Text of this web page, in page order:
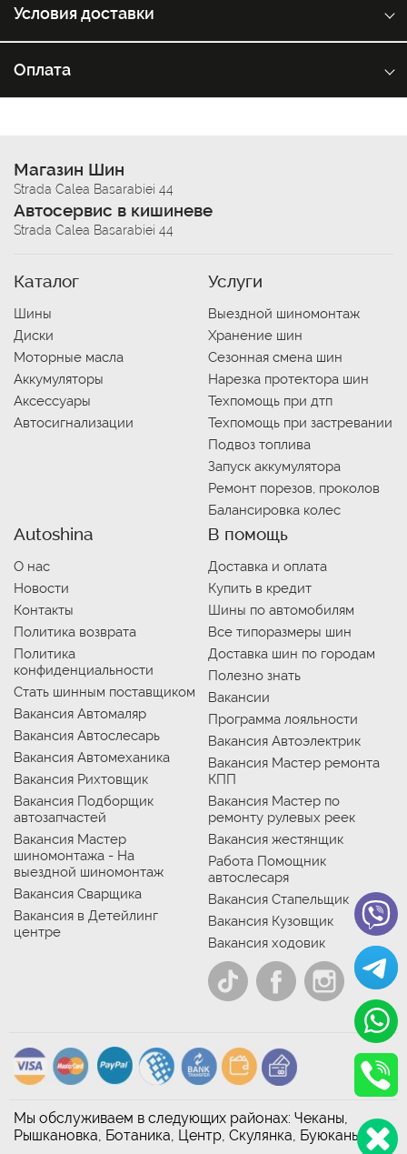
Условия доставки
Оплата
Магазин Шин
Strada Calea Basarabiei 44
Автосервис в кишиневе
Strada Calea Basarabiei 44
Каталог
Шины
Диски
Моторные масла
Аккумуляторы
Аксессуары
Автосигнализации
Услуги
Выездной шиномонтаж
Хранение шин
Сезонная смена шин
Нарезка протектора шин
Техпомощь при дтп
Техпомощь при застревании
Подвоз топлива
Запуск аккумулятора
Ремонт порезов, проколов
Балансировка колес
Autoshina
О нас
Новости
Контакты
Политика возврата
Политика
конфиденциальности
Стать шинным поставщиком
Вакансия Автомаляр
Вакансия Автослесарь
Вакансия Автомеханика
Вакансия Рихтовщик
Вакансия Подборщик
автозапчастей
Вакансия Мастер
шиномонтажа - На
выездной шиномонтаж
Вакансия Сварщика
Вакансия в Детейлинг
центре
В помощь
Доставка и оплата
Купить в кредит
Шины по автомобилям
Все типоразмеры шин
Доставка шин по городам
Полезно знать
Вакансии
Программа лояльности
Вакансия Автоэлектрик
Вакансия Мастер ремонта
КПП
Вакансия Мастер по
ремонту рулевых реек
Вакансия жестянщик
Работа Помощник
автослесаря
Вакансия Стапельщик
Вакансия Кузовщик
Вакансия ходовик
Мы обслуживаем в следующих районах: Чеканы,
Рышкановка, Ботаника, Центр, Скулянка, Буюканы